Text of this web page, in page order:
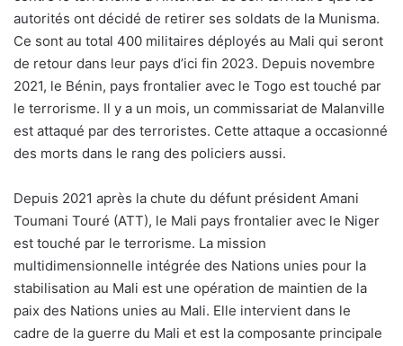
autorités ont décidé de retirer ses soldats de la Munisma.
Ce sont au total 400 militaires déployés au Mali qui seront
de retour dans leur pays d’ici fin 2023. Depuis novembre
2021, le Bénin, pays frontalier avec le Togo est touché par
le terrorisme. Il y a un mois, un commissariat de Malanville
est attaqué par des terroristes. Cette attaque a occasionné
des morts dans le rang des policiers aussi.
Depuis 2021 après la chute du défunt président Amani
Toumani Touré (ATT), le Mali pays frontalier avec le Niger
est touché par le terrorisme. La mission
multidimensionnelle intégrée des Nations unies pour la
stabilisation au Mali est une opération de maintien de la
paix des Nations unies au Mali. Elle intervient dans le
cadre de la guerre du Mali et est la composante principale